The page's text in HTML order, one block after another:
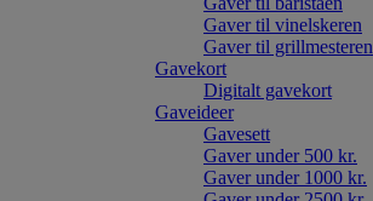
Gaver til vinelskeren
Gaver til grillmesteren
Gavekort
Digitalt gavekort
Gaveideer
Gavesett
Gaver under 500 kr.
Gaver under 1000 kr.